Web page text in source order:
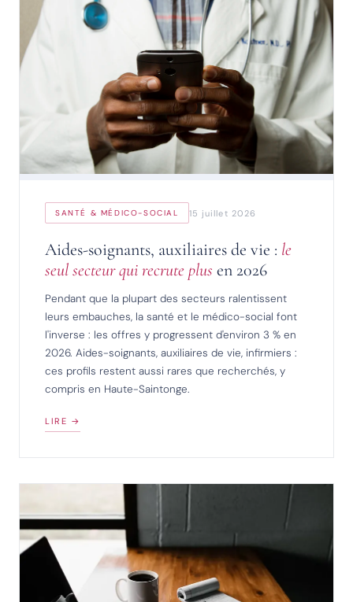
SANTÉ & MÉDICO-SOCIAL 15 juillet 2026
Aides-soignants, auxiliaires de vie : le
seul secteur qui recrute plus en 2026
Pendant que la plupart des secteurs ralentissent
leurs embauches, la santé et le médico-social font
l'inverse : les offres y progressent d'environ 3 % en
2026. Aides-soignants, auxiliaires de vie, infirmiers :
ces profils restent aussi rares que recherchés, y
compris en Haute-Saintonge.
LIRE →